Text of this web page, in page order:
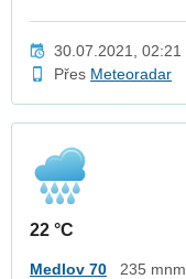
30.07.2021, 02:21
Přes Meteoradar
22 °C
Medlov 70 235 mnm